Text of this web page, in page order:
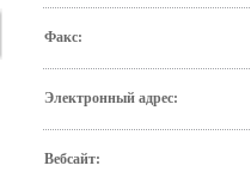
Факс:
Электронный адрес:
Вебсайт: